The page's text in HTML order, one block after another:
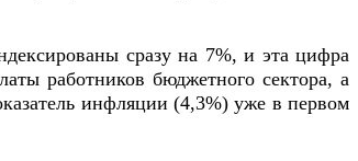
сразу на 7%, и эта цифра
работников бюджетного сектора, а
инфляции (4,3%) уже в первом